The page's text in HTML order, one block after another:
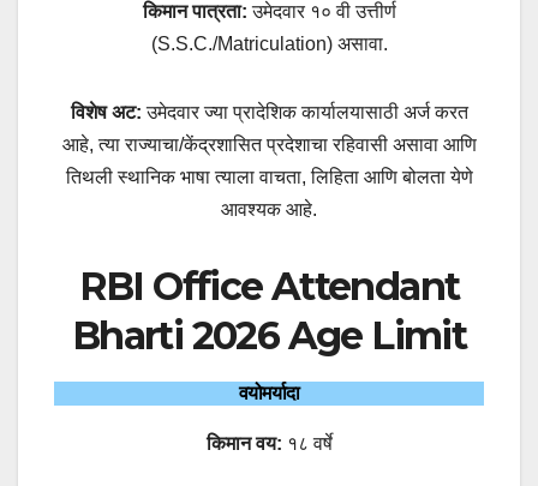
किमान पात्रता: उमेदवार १० वी उत्तीर्ण
(S.S.C./Matriculation) असावा.
विशेष अट: उमेदवार ज्या प्रादेशिक कार्यालयासाठी अर्ज करत
आहे, त्या राज्याचा/केंद्रशासित प्रदेशाचा रहिवासी असावा आणि
तिथली स्थानिक भाषा त्याला वाचता, लिहिता आणि बोलता येणे
आवश्यक आहे.
RBI Office Attendant
Bharti 2026 Age Limit
वयोमर्यादा
किमान वय: १८ वर्षे